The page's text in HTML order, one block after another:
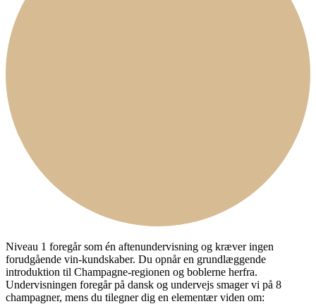
Niveau 1 foregår som én aftenundervisning og kræver ingen
forudgående vin-kundskaber. Du opnår en grundlæggende
introduktion til Champagne-regionen og boblerne herfra.
Undervisningen foregår på dansk og undervejs smager vi på 8
champagner, mens du tilegner dig en elementær viden om: